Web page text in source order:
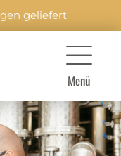
geliefert
Menü